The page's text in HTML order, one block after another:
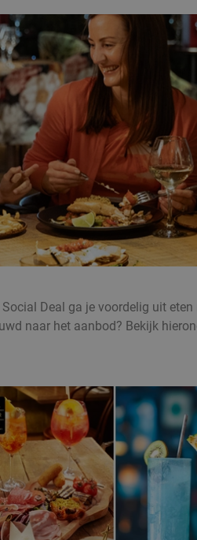
Deal ga je voordelig uit
naar het aanbod? Bekijk